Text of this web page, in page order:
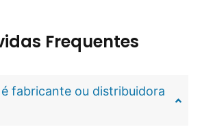
Frequentes
é fabricante ou distribuidora